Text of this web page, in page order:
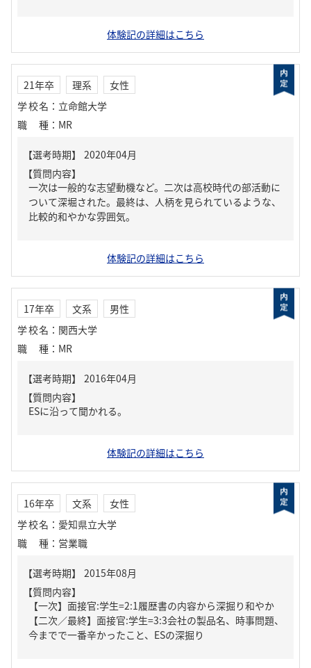
体験記の詳細はこちら
21年卒 理系
女性
学校名 ： 立命館大学
職種 ： MR
【質問内容】
一次は一般的な志望動機など。二次は高校時代の部活動に
ついて深堀された。最終は、人柄を見られているような、
比較的和やかな雰囲気。
体験記の詳細はこちら
17年卒 文系
男性
学校名 ： 関西大学
職種 ： MR
【質問内容】
ESに沿って聞かれる。
体験記の詳細はこちら
16年卒 文系
女性
学校名 ： 愛知県立大学
職種 ： 営業職
【質問内容】
【一次】面接官:学生=2:1履歴書の内容から深掘り和やか
【二次／最終】面接官:学生=3:3会社の製品名、時事問題、
今までで一番辛かったこと、ESの深掘り